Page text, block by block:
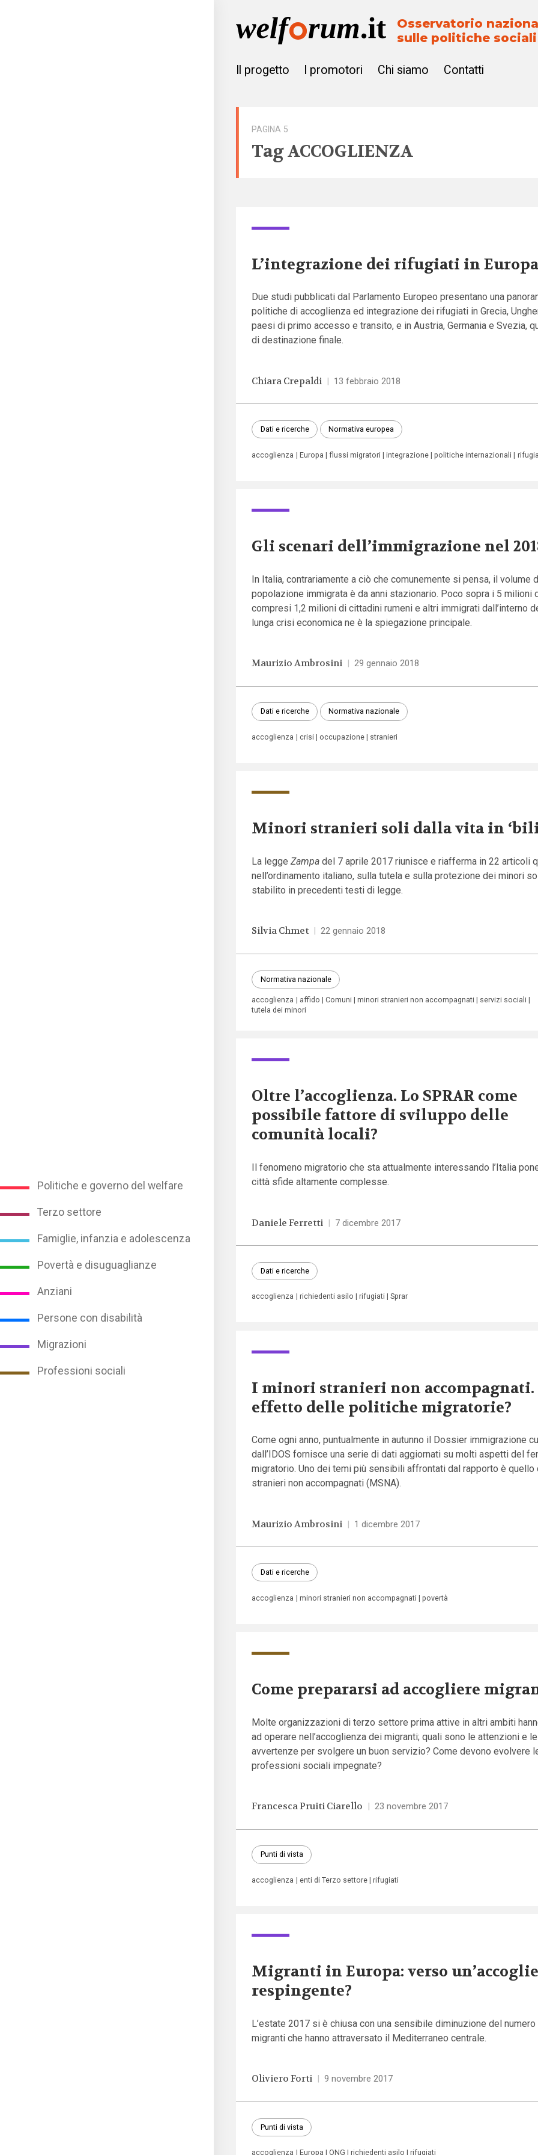
Politiche e governo del welfare
Terzo settore
Famiglie, infanzia e adolescenza
Povertà e disuguaglianze
Anziani
Persone con disabilità
Migrazioni
Professioni sociali
Osservatorio
sulle politiche sociali
Il progetto I promotori Chi siamo Contatti
PAGINA 5
TagACCOGLIENZA
L’integrazione dei rifugiati in Europa
Due studi pubblicati dal Parlamento Europeo presentano una
politiche di accoglienza ed integrazione dei rifugiati in Grecia,
paesi di primo accesso e transito, e in Austria, Germania e Svezia,
di destinazione finale.
Chiara Crepaldi | 13 febbraio 2018
Dati e ricerche Normativa europea
accoglienza Europa flussi migratori integrazione politiche internazionali
Gli scenari dell’immigrazione nel
In Italia, contrariamente a ciò che comunemente si pensa, il volume
popolazione immigrata è da anni stazionario. Poco sopra i 5 milioni
compresi 1,2 milioni di cittadini rumeni e altri immigrati dall’interno
lunga crisi economica ne è la spiegazione principale.
Maurizio Ambrosini | 29 gennaio 2018
Dati e ricerche Normativa nazionale
accoglienza crisi occupazione stranieri
Minori stranieri soli dalla vita in
La leggeZampa del 7 aprile 2017 riunisce e riafferma in 22 articoli
nell’ordinamento italiano, sulla tutela e sulla protezione dei minori
stabilito in precedenti testi di legge.
Silvia Chmet | 22 gennaio 2018
Normativa nazionale
accoglienza affido Comuni minori stranieri non accompagnati
servizi sociali
tutela dei minori
Oltre l’accoglienza. Lo SPRAR come
possibile fattore di sviluppo delle
comunità locali?
Il fenomeno migratorio che sta attualmente interessando l’Italia
città sfide altamente complesse.
Daniele Ferretti | 7 dicembre 2017
Dati e ricerche
accoglienza richiedenti asilo rifugiati Sprar
I minori stranieri non accompagnati.
effetto delle politiche migratorie?
Come ogni anno, puntualmente in autunno il Dossier immigrazione
dall’IDOS fornisce una serie di dati aggiornati su molti aspetti del
migratorio. Uno dei temi più sensibili affrontati dal rapporto è quello
stranieri non accompagnati (MSNA).
Maurizio Ambrosini | 1 dicembre 2017
Dati e ricerche
accoglienza minori stranieri non accompagnati povertà
Come prepararsi ad accogliere
Molte organizzazioni di terzo settore prima attive in altri ambiti
ad operare nell’accoglienza dei migranti; quali sono le attenzioni e le
avvertenze per svolgere un buon servizio? Come devono evolvere
professioni sociali impegnate?
Francesca Pruiti Ciarello | 23 novembre 2017
Punti di vista
accoglienza enti di Terzo settore rifugiati
Migranti in Europa: verso
respingente?
L’estate 2017 si è chiusa con una sensibile diminuzione del numero
migranti che hanno attraversato il Mediterraneo centrale.
Oliviero Forti | 9 novembre 2017
Punti di vista
accoglienza Europa ONG richiedenti asilo rifugiati